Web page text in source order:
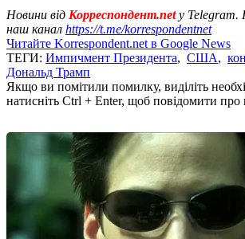
Новини від Корреспондент.netу Telegram.
наш канал https://t.me/korrespondentnet
Читайте Korrespondent.net в Google News
ТЕГИ: Импичмент Президента, США,
Дональд Трамп
Якщо ви помітили помилку, виділіть
натисніть Ctrl + Enter, щоб повідомити про